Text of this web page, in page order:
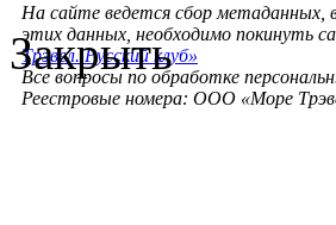
На сайте ведется сбор метаданных,
этих данных, необходимо покинуть
Трэвел. Русский клуб»
Все вопросы по обработке
Реестровые номера: ООО «Море
Закрыть